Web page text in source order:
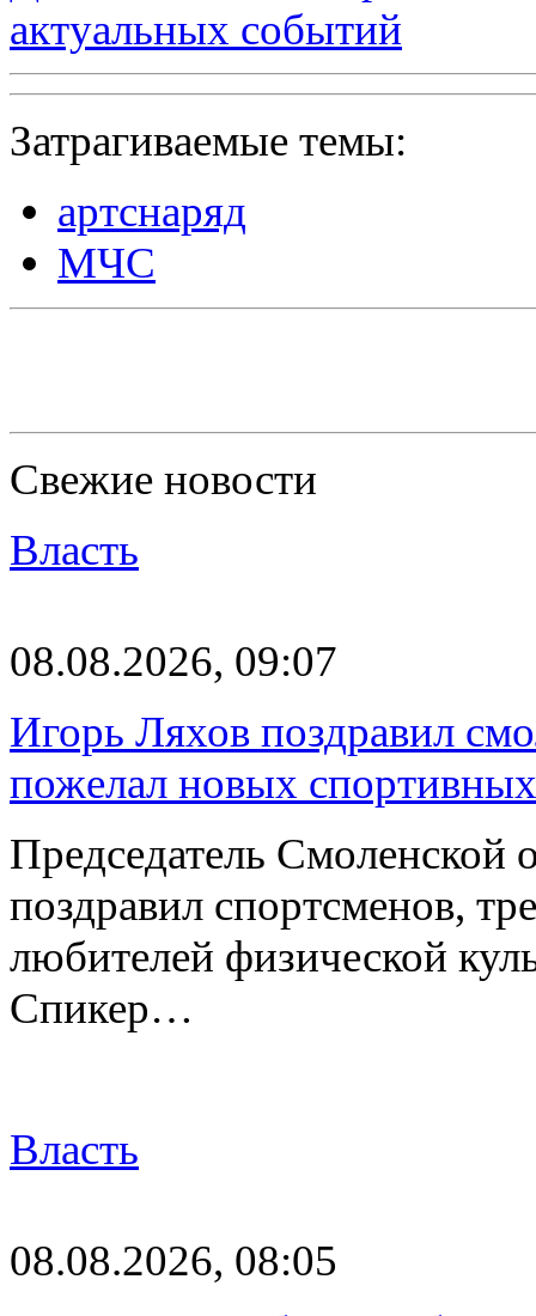
актуальных событий
Затрагиваемые темы:
артснаряд
МЧС
Свежие новости
Власть
08.08.2026, 09:07
Игорь Ляхов поздравил
пожелал новых
Председатель
поздравил спортсменов,
любителей физической
Спикер…
Власть
08.08.2026, 08:05